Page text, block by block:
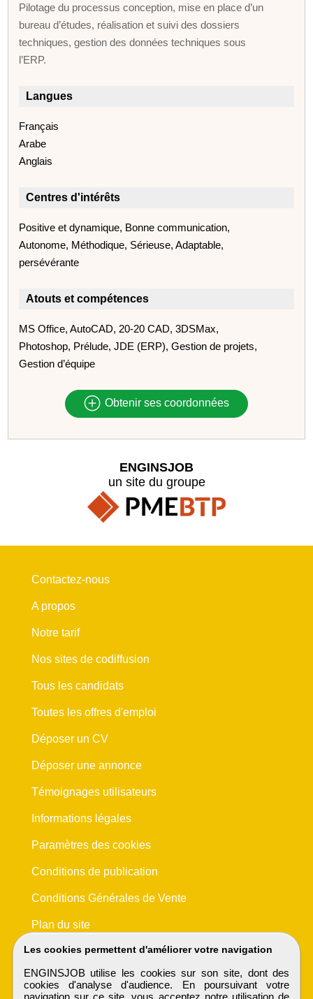
Pilotage du processus conception, mise en place d’un
bureau d’études, réalisation et suivi des dossiers
techniques, gestion des données techniques sous
l’ERP.
Langues
Français
Arabe
Anglais
Centres d'intérêts
Positive et dynamique, Bonne communication,
Autonome, Méthodique, Sérieuse, Adaptable,
persévérante
Atouts et compétences
MS Office, AutoCAD, 20-20 CAD, 3DSMax,
Photoshop, Prélude, JDE (ERP), Gestion de projets,
Gestion d’équipe
Obtenir ses coordonnées
Les cookies permettent d'améliorer votre navigation
ENGINSJOB utilise les cookies sur son site, dont des
cookies d'analyse d'audience. En poursuivant votre
navigation sur ce site, vous acceptez notre utilisation de
ENGINSJOB
un site du groupe
Contactez-nous
A propos
Notre tarif
Nos sites de codiffusion
Tous les candidats
Toutes les offres d'emploi
Déposer un CV
Déposer une annonce
Témoignages utilisateurs
Informations légales
Paramètres des cookies
Conditions de publication
Conditions Générales de Vente
Plan du site